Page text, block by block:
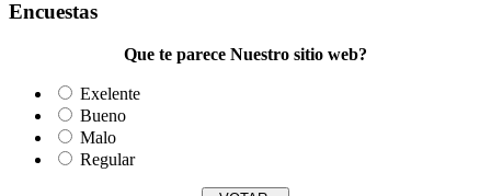
Encuestas
Que te parece Nuestro sitio web?
Exelente
Bueno
Malo
Regular